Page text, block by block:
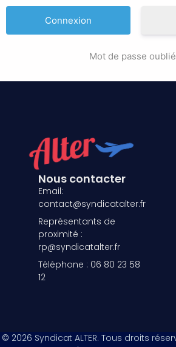
Mot de passe
Nous contacter
Email:
contact@syndicatalter.fr
Représentants de
proximité :
rp@syndicatalter.fr
Téléphone : 06 80 23 58
12
© 2026 Syndicat ALTER. Tous droits